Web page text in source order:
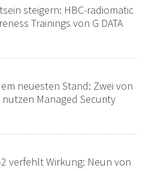
steigern: HBC-radiomatic
Trainings von G DATA
neuesten Stand: Zwei von
Managed Security
verfehlt Wirkung: Neun von